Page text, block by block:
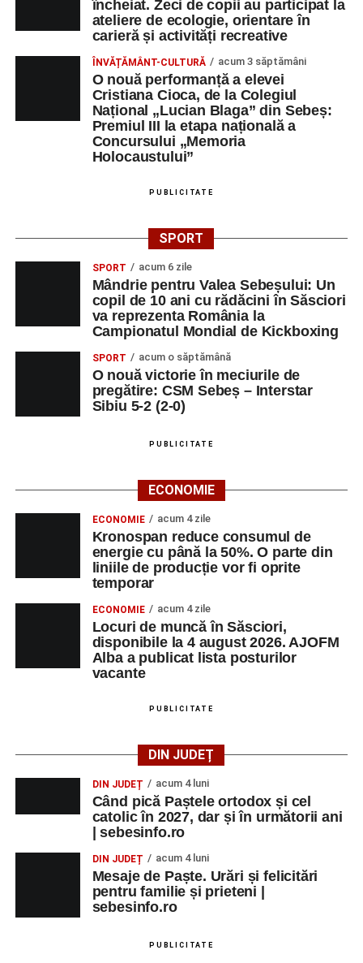
încheiat. Zeci de copii au participat la
ateliere de ecologie, orientare în
carieră și activități recreative
ÎNVĂȚĂMÂNT-CULTURĂ acum 3 săptămâni
O nouă performanță a elevei
Cristiana Cioca, de la Colegiul
Național „Lucian Blaga” din Sebeș:
Premiul III la etapa națională a
Concursului „Memoria
Holocaustului”
PUBLICITATE
SPORT
SPORT acum 6 zile
Mândrie pentru Valea Sebeșului: Un
copil de 10 ani cu rădăcini în Săsciori
va reprezenta România la
Campionatul Mondial de Kickboxing
SPORT acum o săptămână
O nouă victorie în meciurile de
pregătire: CSM Sebeș – Interstar
Sibiu 5-2 (2-0)
PUBLICITATE
ECONOMIE
ECONOMIE acum 4 zile
Kronospan reduce consumul de
energie cu până la 50%. O parte din
liniile de producție vor fi oprite
temporar
ECONOMIE acum 4 zile
Locuri de muncă în Săsciori,
disponibile la 4 august 2026. AJOFM
Alba a publicat lista posturilor
vacante
PUBLICITATE
DIN JUDEȚ
DIN JUDEȚ acum 4 luni
Când pică Paștele ortodox și cel
catolic în 2027, dar și în următorii ani
| sebesinfo.ro
DIN JUDEȚ acum 4 luni
Mesaje de Paște. Urări și felicitări
pentru familie și prieteni |
sebesinfo.ro
PUBLICITATE